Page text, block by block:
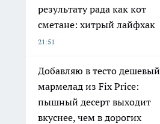
результату рада как кот
сметане: хитрый лайфхак
21:51
Добавляю в тесто дешевый
мармелад из Fix Price:
пышный десерт выходит
вкуснее, чем в дорогих